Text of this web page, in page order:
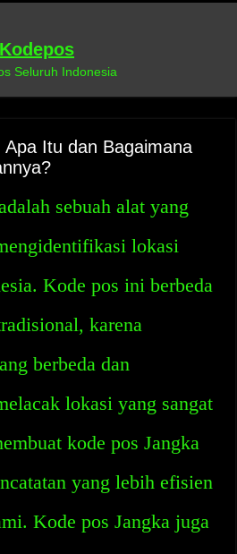
Kodepos
Seluruh Indonesia
Itu dan Bagaimana
sebuah alat yang
lokasi
Kode pos ini berbeda
karena
berbeda dan
lokasi yang sangat
kode pos Jangka
yang lebih efisien
Kode pos Jangka juga